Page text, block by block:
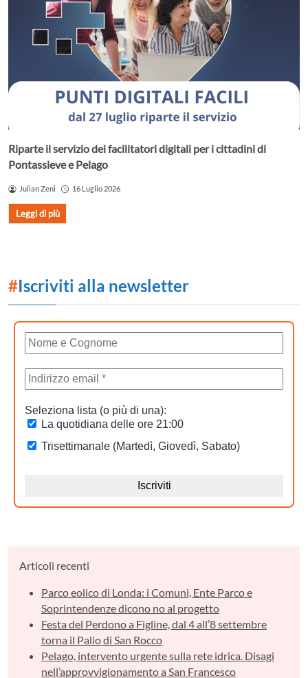
Riparte il servizio dei facilitatori digitali per i cittadini di
Pontassieve e Pelago
Julian Zeni 16 Luglio 2026
Leggi di più
#Iscriviti alla newsletter
Articoli recenti
Parco eolico di Londa: i Comuni, Ente Parco e
Soprintendenze dicono no al progetto
Festa del Perdono a Figline, dal 4 all’8 settembre
torna il Palio di San Rocco
Pelago, intervento urgente sulla rete idrica. Disagi
nell’approvvigionamento a San Francesco